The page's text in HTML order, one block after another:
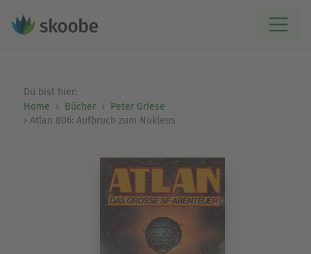
Du bist hier:
Home
Bücher
Peter Griese
Atlan 806: Aufbruch zum Nukleus